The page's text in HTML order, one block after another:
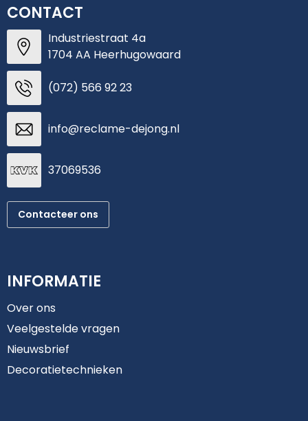
CONTACT
Industriestraat 4a
1704 AA Heerhugowaard
(072) 566 92 23
info@reclame-dejong.nl
37069536
Contacteer ons
INFORMATIE
Over ons
Veelgestelde vragen
Nieuwsbrief
Decoratietechnieken